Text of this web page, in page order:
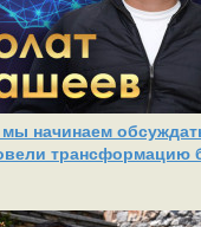
начинаем
трансформацию